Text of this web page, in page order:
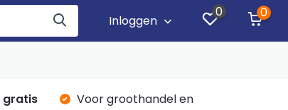
Inloggen
0 0
gratis
Voor groothandel en